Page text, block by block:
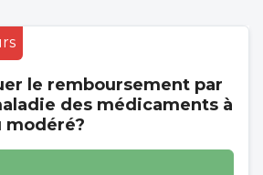
le remboursement par
des médicaments à
modéré?